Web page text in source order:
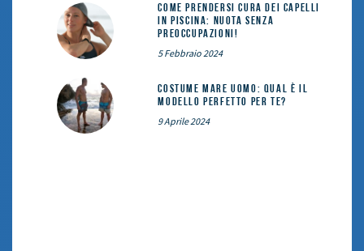
Come prendersi cura dei capelli
in piscina: nuota senza
preoccupazioni!
5 Febbraio 2024
Costume mare uomo: qual è il
modello perfetto per te?
9 Aprile 2024